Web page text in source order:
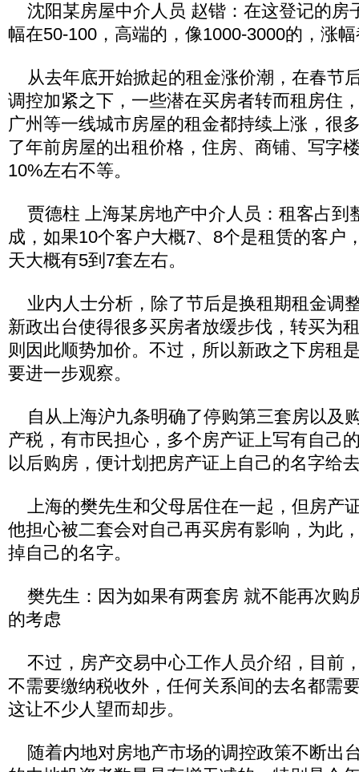
沈阳某房屋中介人员 赵锴：在这登记的房
幅在50-100，高端的，像1000-3000的，涨
从去年底开始掀起的租金涨价潮，在春节
调控加紧之下，一些潜在买房者转而租房住
广州等一线城市房屋的租金都持续上涨，很
了年前房屋的出租价格，住房、商铺、写字
10%左右不等。
贾德柱 上海某房地产中介人员：租客占到
成，如果10个客户大概7、8个是租赁的客户
天大概有5到7套左右。
业内人士分析，除了节后是换租期租金调
新政出台使得很多买房者放缓步伐，转买为
则因此顺势加价。不过，所以新政之下房租
要进一步观察。
自从上海沪九条明确了停购第三套房以及
产税，有市民担心，多个房产证上写有自己
以后购房，便计划把房产证上自己的名字给
上海的樊先生和父母居住在一起，但房产
他担心被二套会对自己再买房有影响，为此
掉自己的名字。
樊先生：因为如果有两套房 就不能再次购
的考虑
不过，房产交易中心工作人员介绍，目前
不需要缴纳税收外，任何关系间的去名都需
这让不少人望而却步。
随着内地对房地产市场的调控政策不断出